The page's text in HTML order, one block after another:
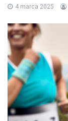
4 marca 2025